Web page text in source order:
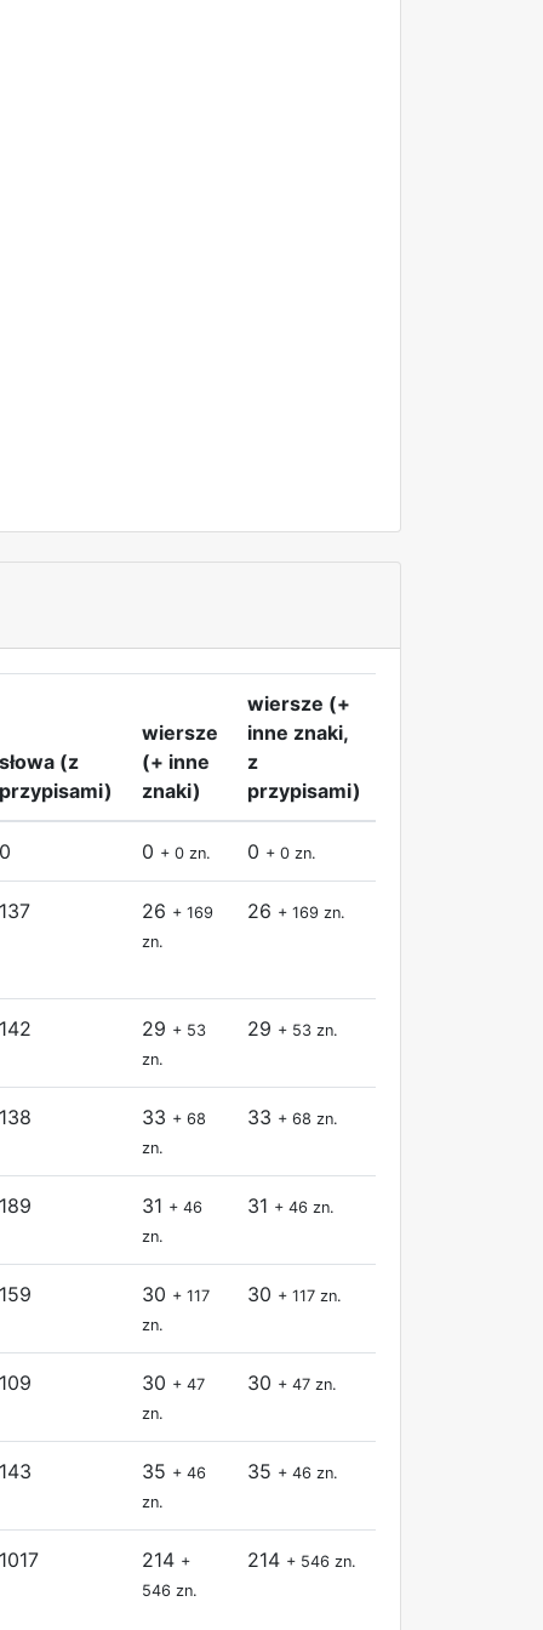
słowa (z
przypisami)
wiersze
(+ inne
znaki)
wiersze (+
inne znaki,
z
przypisami)
0 0 + 0 zn. 0 + 0 zn.
137 26 + 169
zn.
26 + 169 zn.
142 29 + 53
zn.
29 + 53 zn.
138 33 + 68
zn.
33 + 68 zn.
189 31 + 46
zn.
31 + 46 zn.
159 30 + 117
zn.
30 + 117 zn.
109 30 + 47
zn.
30 + 47 zn.
143 35 + 46
zn.
35 + 46 zn.
1017 214 +
546 zn.
214 + 546 zn.